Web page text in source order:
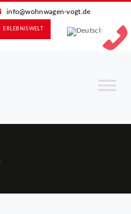
info@wohnwagen-vogt.de
ERLEBNIS­WELT